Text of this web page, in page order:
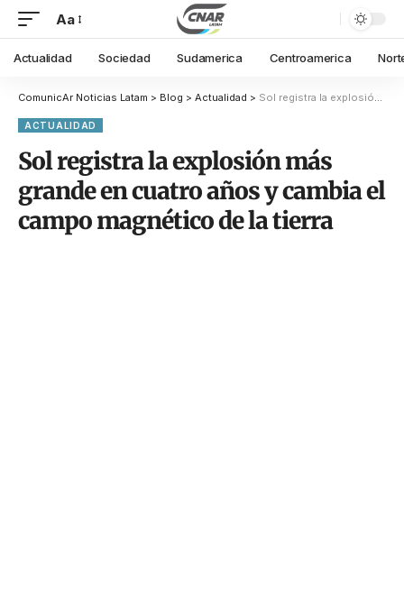
Aa
Actualidad Sociedad Sudamerica Centroamerica
ComunicAr Noticias Latam > Blog > Actualidad > Sol registra la explosión más grande en cuatro años y cambia el campo magnético de la tierra
ACTUALIDAD
Sol registra la explosión más
grande en cuatro años y cambia el
campo magnético de la tierra